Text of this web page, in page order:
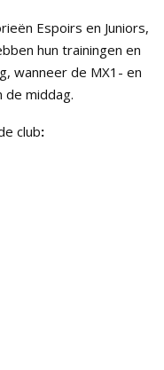
Espoirs en Juniors,
hun trainingen en
wanneer de MX1- en
de middag.
club: